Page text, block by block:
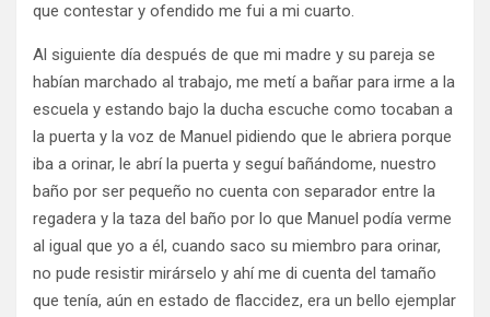
que contestar y ofendido me fui a mi cuarto.
Al siguiente día después de que mi madre y su pareja se
habían marchado al trabajo, me metí a bañar para irme a la
escuela y estando bajo la ducha escuche como tocaban a
la puerta y la voz de Manuel pidiendo que le abriera porque
iba a orinar, le abrí la puerta y seguí bañándome, nuestro
baño por ser pequeño no cuenta con separador entre la
regadera y la taza del baño por lo que Manuel podía verme
al igual que yo a él, cuando saco su miembro para orinar,
no pude resistir mirárselo y ahí me di cuenta del tamaño
que tenía, aún en estado de flaccidez, era un bello ejemplar